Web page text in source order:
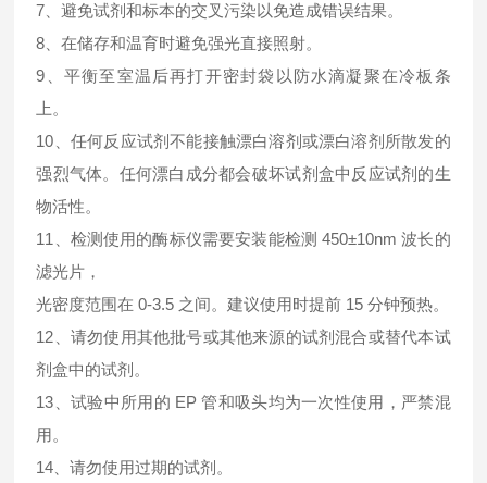
7、避免试剂和标本的交叉污染以免造成错误结果。
8、在储存和温育时避免强光直接照射。
9、平衡至室温后再打开密封袋以防水滴凝聚在冷板条
上。
10、任何反应试剂不能接触漂白溶剂或漂白溶剂所散发的
强烈气体。任何漂白成分都会破坏试剂盒中反应试剂的生
物活性。
11、检测使用的酶标仪需要安装能检测 450±10nm 波长的
滤光片，
光密度范围在 0-3.5 之间。建议使用时提前 15 分钟预热。
12、请勿使用其他批号或其他来源的试剂混合或替代本试
剂盒中的试剂。
13、试验中所用的 EP 管和吸头均为一次性使用，严禁混
用。
14、请勿使用过期的试剂。